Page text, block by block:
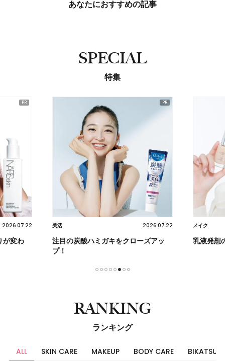
あなたにおすすめの記事
SPECIAL
特集
2026.07.22
が変わ
美活 2026.07.22
注目の炭酸ハミガキをクローズアッ
プ！
メイク
乳液発想
RANKING
ランキング
ALL SKIN CARE MAKEUP BODY CARE BIKATSU